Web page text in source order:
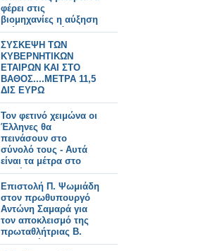
φέρει στις
βιομηχανίες η αύξηση
ρεύματος κατά 22%
ΣΥΣΚΕΨΗ ΤΩΝ
ΚΥΒΕΡΝΗΤΙΚΩΝ
ΕΤΑΙΡΩΝ ΚΑΙ ΣΤΟ
ΒΑΘΟΣ....ΜΕΤΡΑ 11,5
ΔΙΣ ΕΥΡΩ
Τον φετινό χειμώνα οι
Έλληνες θα
πεινάσουν στο
σύνολό τους - Αυτά
είναι τα μέτρα στο
πακέτο των 11,5
δισ.ευρώ
Επιστολή Π. Ψωμιάδη
στον πρωθυπουργό
Αντώνη Σαμαρά για
τον αποκλεισμό της
πρωταθλήτριας Β.
Παπαχρήστου